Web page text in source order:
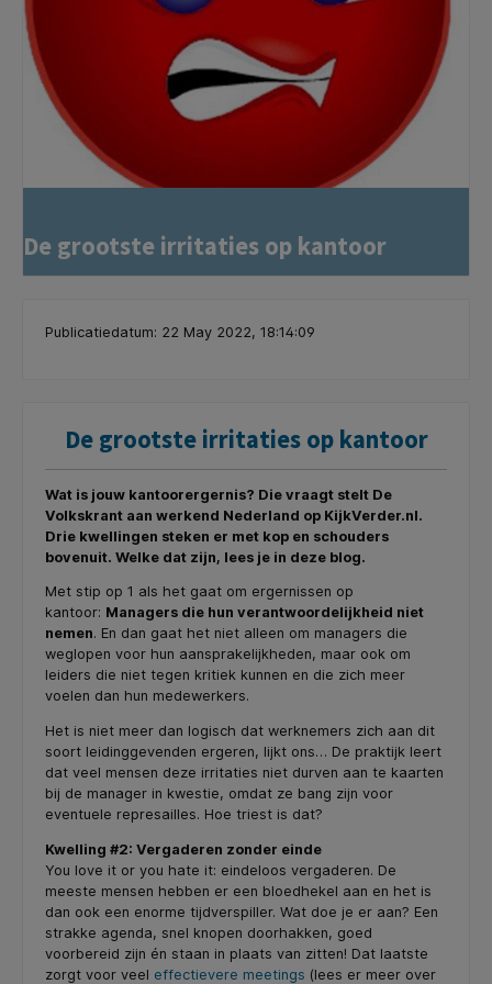
De grootste irritaties op kantoor
Publicatiedatum: 22 May 2022, 18:14:09
De grootste irritaties op kantoor
Wat is jouw kantoorergernis? Die vraagt stelt De
Volkskrant aan werkend Nederland op KijkVerder.nl.
Drie kwellingen steken er met kop en schouders
bovenuit. Welke dat zijn, lees je in deze blog.
Met stip op 1 als het gaat om ergernissen op
kantoor: Managers die hun verantwoordelijkheid niet
nemen. En dan gaat het niet alleen om managers die
weglopen voor hun aansprakelijkheden, maar ook om
leiders die niet tegen kritiek kunnen en die zich meer
voelen dan hun medewerkers.
Het is niet meer dan logisch dat werknemers zich aan dit
soort leidinggevenden ergeren, lijkt ons… De praktijk leert
dat veel mensen deze irritaties niet durven aan te kaarten
bij de manager in kwestie, omdat ze bang zijn voor
eventuele represailles. Hoe triest is dat?
Kwelling #2: Vergaderen zonder einde
You love it or you hate it: eindeloos vergaderen. De
meeste mensen hebben er een bloedhekel aan en het is
dan ook een enorme tijdverspiller. Wat doe je er aan? Een
strakke agenda, snel knopen doorhakken, goed
voorbereid zijn én staan in plaats van zitten! Dat laatste
zorgt voor veel effectievere meetings (lees er meer over